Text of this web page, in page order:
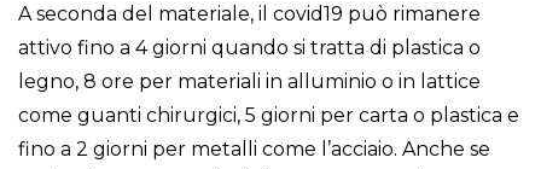
A seconda del materiale, il covid19 può rimanere
attivo fino a 4 giorni quando si tratta di plastica o
legno, 8 ore per materiali in alluminio o in lattice
come guanti chirurgici, 5 giorni per carta o plastica e
fino a 2 giorni per metalli come l’acciaio. Anche se